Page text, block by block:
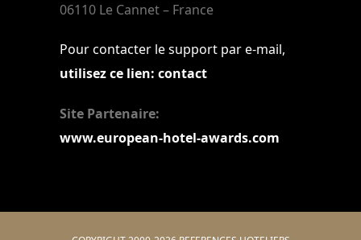
06110 Le Cannet – France
Pour contacter le support par e-mail,
utilisez ce lien: contact
Site Partenaire:
www.european-hotel-awards.com